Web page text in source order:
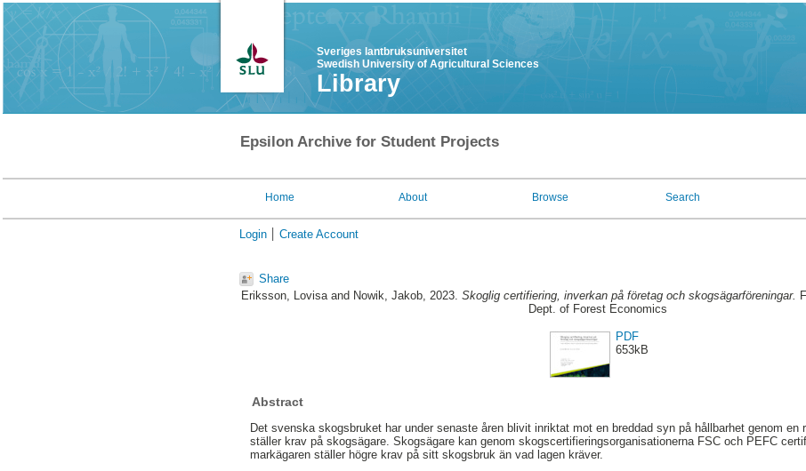
Sveriges lantbruksuniversitet
Swedish University of Agricultural Sciences
Library
Epsilon Archive for Student Projects
Home About Browse Search
Login Create Account
Share
Eriksson, Lovisaand Nowik, Jakob, 2023. Skoglig certifiering, inverkan på företag och skogsägarföreningar.
Dept. of Forest Economics
PDF
653kB
Abstract
Det svenska skogsbruket har under senaste åren blivit inriktat mot en breddad syn på hållbarhet genom en
ställer krav på skogsägare. Skogsägare kan genom skogscertifieringsorganisationerna FSC och PEFC
markägaren ställer högre krav på sitt skogsbruk än vad lagen kräver.